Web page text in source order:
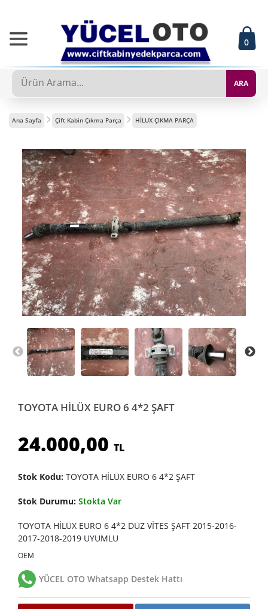
0
ARA
Ana Sayfa Çift Kabin Çıkma Parça HİLUX ÇIKMA PARÇA
TOYOTA HİLÜX EURO 6 4*2 ŞAFT
24.000,00 TL
Stok Kodu: TOYOTA HİLÜX EURO 6 4*2 ŞAFT
Stok Durumu: Stokta Var
TOYOTA HİLÜX EURO 6 4*2 DÜZ VİTES ŞAFT 2015-2016-
2017-2018-2019 UYUMLU
OEM
YÜCEL OTO Whatsapp Destek Hattı